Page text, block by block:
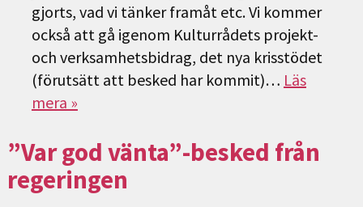
gjorts, vad vi tänker framåt etc. Vi kommer
också att gå igenom Kulturrådets projekt-
och verksamhetsbidrag, det nya krisstödet
(förutsätt att besked har kommit)… Läs
mera »
”Var god vänta”-besked från
regeringen